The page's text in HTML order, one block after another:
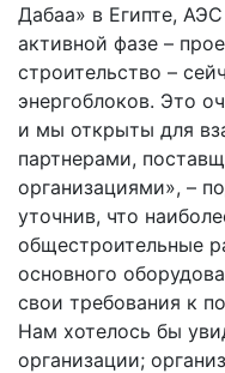
Дабаа» в Египте,
активной фазе –
строительство –
энергоблоков. Это
и мы открыты для
партнерами,
организациями», –
уточнив, что
общестроительные
основного
свои требования к
Нам хотелось бы
организации;